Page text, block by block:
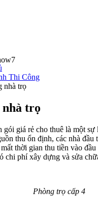
Thi Công
nhà trọ
nhà trọ
gói giá rẻ cho thuê là một sự
thu ổn định, các nhà đầu
thời gian thu tiền vào
chi phí xây dựng và sửa
Phòng trọ cấp 4